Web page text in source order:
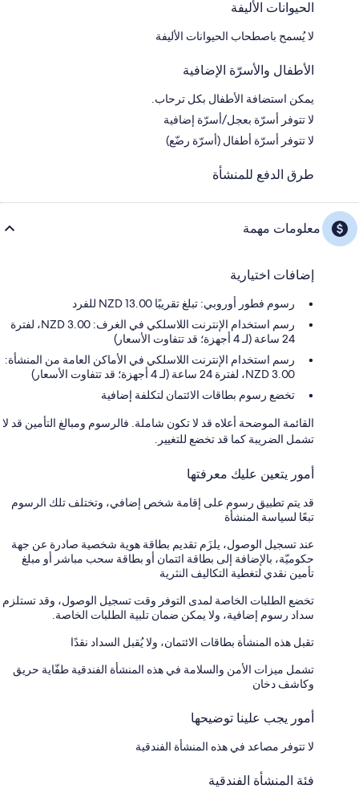
الحيوانات الأليفة
لا يُسمح باصطحاب الحيوانات الأليفة
الأطفال والأسرّة الإضافية
يمكن استضافة الأطفال بكل ترحاب.
لا تتوفر أسرّة بعجل/أسرّة إضافية
لا تتوفر أسرّة أطفال (أسرّة رضّع)
طرق الدفع للمنشأة
معلومات مهمة
إضافات اختيارية
رسوم فطور أوروبي: تبلغ تقريبًا 13.00 NZD للفرد
رسم استخدام الإنترنت اللاسلكي في الغرف: 3.00 NZD، لفترة
24 ساعة (لـ 4 أجهزة؛ قد تتفاوت الأسعار)
رسم استخدام الإنترنت اللاسلكي في الأماكن العامة من المنشأة:
3.00 NZD، لفترة 24 ساعة (لـ 4 أجهزة؛ قد تتفاوت الأسعار)
تخضع رسوم بطاقات الائتمان لتكلفة إضافية
القائمة الموضحة أعلاه قد لا تكون شاملة. فالرسوم ومبالغ التأمين قد لا
تشمل الضريبة كما قد تخضع للتغيير.
أمور يتعين عليك معرفتها
قد يتم تطبيق رسوم على إقامة شخص إضافي، وتختلف تلك الرسوم
تبعًا لسياسة المنشأة
عند تسجيل الوصول، يلزَم تقديم بطاقة هوية شخصية صادرة عن جهة
حكوميّة، بالإضافة إلى بطاقة ائتمان أو بطاقة سحب مباشر أو مبلغ
تأمين نقدي لتغطية التكاليف النثرية
تخضع الطلبات الخاصة لمدى التوفر وقت تسجيل الوصول، وقد تستلزم
سداد رسوم إضافية، ولا يمكن ضمان تلبية الطلبات الخاصة.
تقبل هذه المنشأة بطاقات الائتمان، ولا يُقبل السداد نقدًا
تشمل ميزات الأمن والسلامة في هذه المنشأة الفندقية طفّاية حريق
وكاشف دخان
أمور يجب علينا توضيحها
لا تتوفر مصاعد في هذه المنشأة الفندقية
فئة المنشأة الفندقية